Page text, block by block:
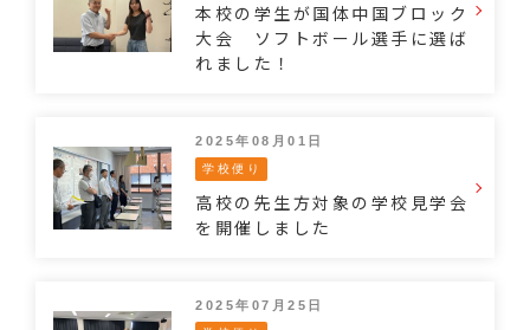
本校の学生が国体中国ブロック
大会 ソフトボール選手に選ば
れました！
2025年08月01日
学校便り
高校の先生方対象の学校見学会
を開催しました
2025年07月25日